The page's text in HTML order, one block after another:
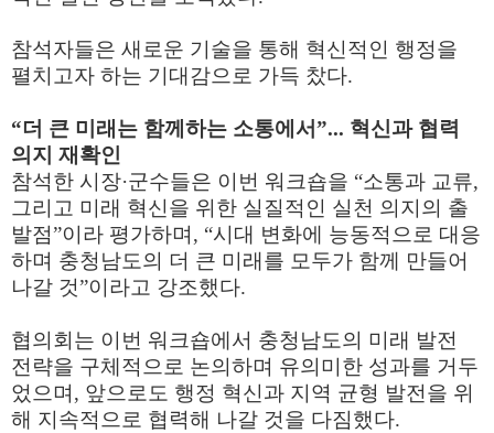
참석자들은 새로운 기술을 통해 혁신적인 행정을
펼치고자 하는 기대감으로 가득 찼다.
“더 큰 미래는 함께하는 소통에서”... 혁신과 협력
의지 재확인
참석한 시장·군수들은 이번 워크숍을 “소통과 교류,
그리고 미래 혁신을 위한 실질적인 실천 의지의 출
발점”이라 평가하며 , “시대 변화에 능동적으로 대응
하며 충청남도의 더 큰 미래를 모두가 함께 만들어
나갈 것”이라고 강조했다.
협의회는 이번 워크숍에서 충청남도의 미래 발전
전략을 구체적으로 논의하며 유의미한 성과를 거두
었으며 , 앞으로도 행정 혁신과 지역 균형 발전을 위
해 지속적으로 협력해 나갈 것을 다짐했다.